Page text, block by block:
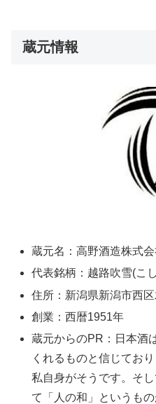
蔵元情報
蔵元名：高野酒造株式会
代表銘柄：越路吹雪(こ
住所：新潟県新潟市西
創業：西暦1951年
蔵元からのPR：日本酒
くれるものと信じており
私自身がそうです。そ
て「人の和」というも